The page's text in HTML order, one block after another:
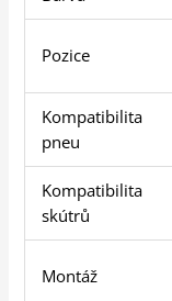
Pozice
Kompatibilita
pneu
Kompatibilita
skútrů
Montáž